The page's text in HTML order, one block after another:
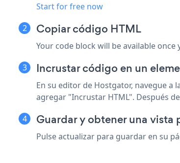
Start for free now
Copiar código HTML
Your code block will be available once
Incrustar código en un
En su editor de Hostgator, navegue a
agregar "Incrustar HTML". Después
Guardar y obtener una
Pulse actualizar para guardar en su